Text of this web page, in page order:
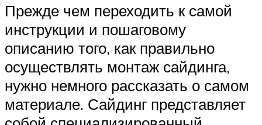
Прежде чем переходить к самой
инструкции и пошаговому
описанию того, как правильно
осуществлять монтаж сайдинга,
нужно немного рассказать о самом
материале. Сайдинг представляет